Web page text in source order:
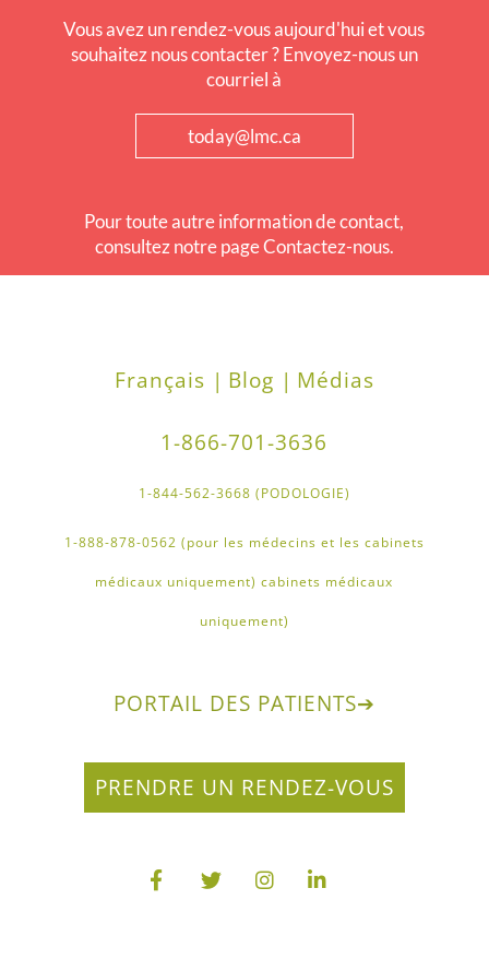
Vous avez un rendez-vous aujourd'hui et vous
souhaitez nous contacter ? Envoyez-nous un
courriel à
today@lmc.ca
Pour toute autre information de contact,
consultez notre page Contactez-nous.
Français | Blog | Médias
1-866-701-3636
1-844-562-3668 (PODOLOGIE)
1-888-878-0562 (pour les médecins et les cabinets
médicaux uniquement) cabinets médicaux
uniquement)
PORTAIL DES PATIENTS➔
PRENDRE UN RENDEZ-VOUS